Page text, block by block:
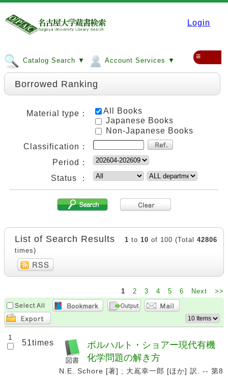
Login
Catalog Search ▼ Account Services ▼ ≡
Borrowed Ranking
Material type：
All Books
Japanese Books
Non-Japanese Books
Classification：
Period：
Status ：
List of Search Results 1 to 10 of 100 (Total 42806
times)
1 2 3 4 5 6 Next
>>
Select All
1
51times
ボルハルト・ショアー現代有機
化学問題の解き方
N.E. Schore [著] ; 大嶌幸一郎 [ほか] 訳. -- 第8